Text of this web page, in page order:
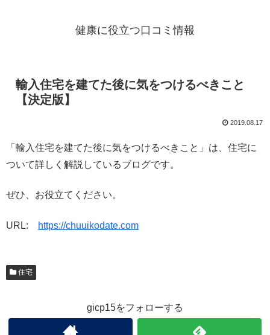
健康に役立つ口コミ情報
輸入住宅を建てた後に気をつけるべきこと
【決定版】
2019.08.17
「輸入住宅を建てた後に気をつけるべきこと」は、住宅に
ついて詳しく解説しているブログです。
ぜひ、お役立てください。
URL: https://chuuikodate.com
住宅
gicp15をフォローする